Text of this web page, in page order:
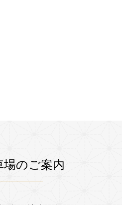
場のご案内